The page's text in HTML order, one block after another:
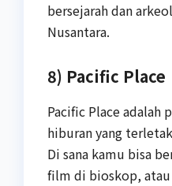
bersejarah dan
Nusantara.
8) Pacific Place
Pacific Place adalah
hiburan yang
Di sana kamu bisa
film di bioskop,